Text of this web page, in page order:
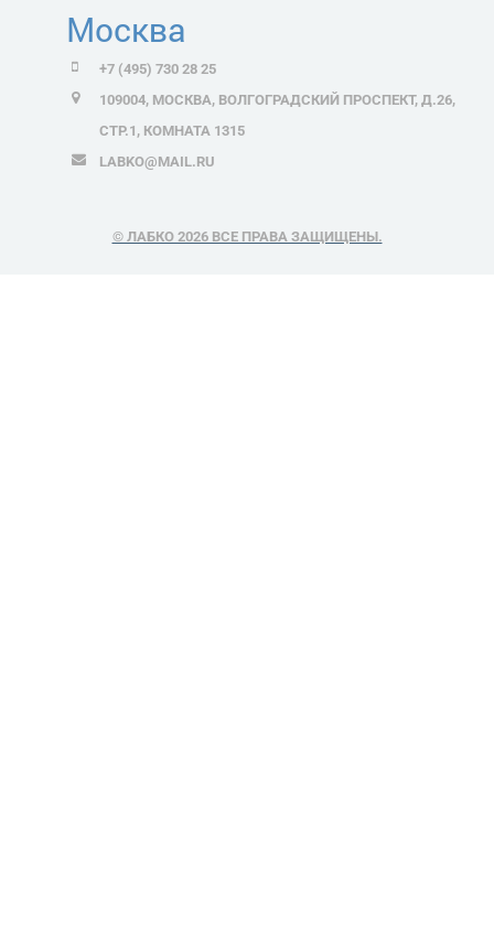
Москва
+7 (495) 730 28 25
109004, МОСКВА, ВОЛГОГРАДСКИЙ ПРОСПЕКТ, Д.26,
СТР.1, КОМНАТА 1315
LABKO@MAIL.RU
© ЛАБКО 2026 ВСЕ ПРАВА ЗАЩИЩЕНЫ.